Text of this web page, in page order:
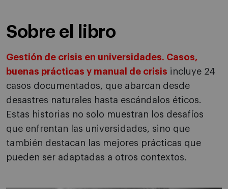
Sobre el libro
Gestión de crisis en universidades. Casos,
buenas prácticas y manual de crisis incluye 24
casos documentados, que abarcan desde
desastres naturales hasta escándalos éticos.
Estas historias no solo muestran los desafíos
que enfrentan las universidades, sino que
también destacan las mejores prácticas que
pueden ser adaptadas a otros contextos.